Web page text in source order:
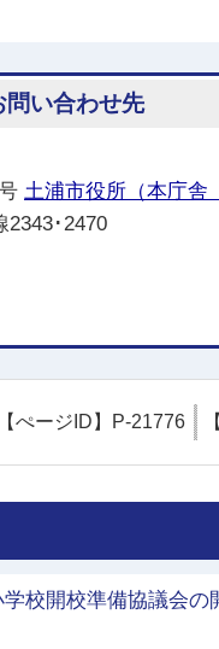
問い合わせ先
土浦市役所（本庁舎
･2470
【ぺージID】 P-21776
校開校準備協議会の